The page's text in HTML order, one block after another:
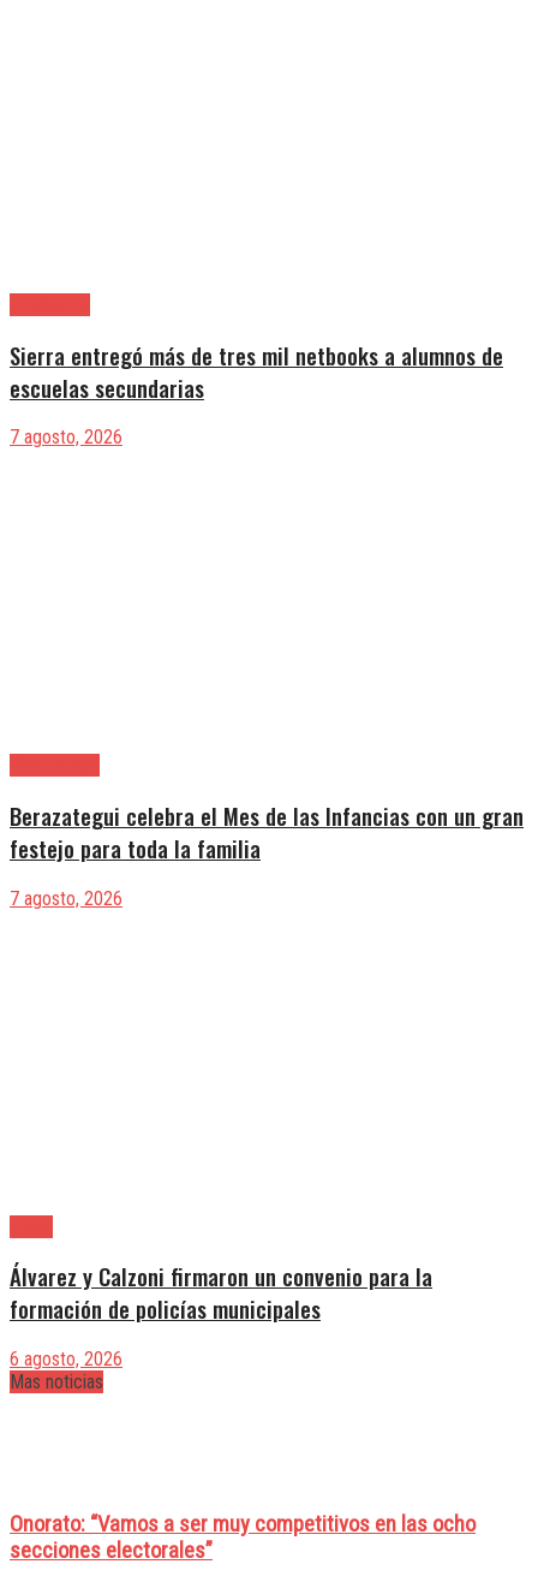
Sierra entregó más de tres mil netbooks a alumnos de
escuelas secundarias
7 agosto, 2026
Berazategui celebra el Mes de las Infancias con un gran
festejo para toda la familia
7 agosto, 2026
Álvarez y Calzoni firmaron un convenio para la
formación de policías municipales
6 agosto, 2026
Mas noticias
Onorato: “Vamos a ser muy competitivos en las ocho
secciones electorales”